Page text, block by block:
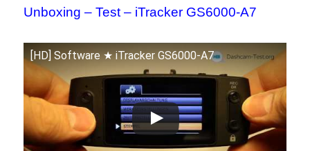
Unboxing – Test – iTracker GS6000-A7
[HD] Software ★ iTracker GS6000-A7